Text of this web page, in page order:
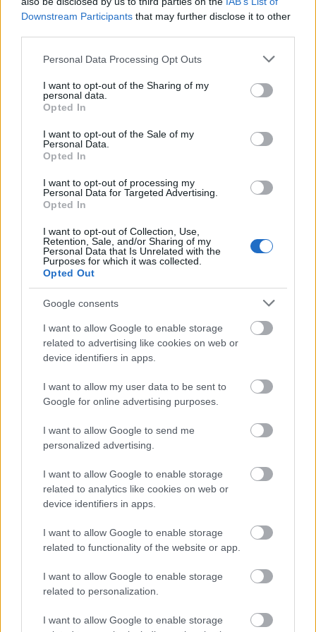
Downstream Participants that may further disclose it to other
Please note that this website/app uses one or more Google
not limited to your visit or usage behaviour. You may click to
grant or deny consent to Google and its third-party tags to
use your data for below specified purposes in below Google
consent section.
Personal Data Processing Opt Outs
I want to opt-out of the Sharing of my
personal data.
Opted In
I want to opt-out of the Sale of my
Personal Data.
Opted In
I want to opt-out of processing my
Personal Data for Targeted Advertising.
Opted In
I want to opt-out of Collection, Use,
Retention, Sale, and/or Sharing of my
Personal Data that Is Unrelated with the
Purposes for which it was collected.
Opted Out
Google consents
I want to allow Google to enable storage
related to advertising like cookies on web or
device identifiers in apps.
I want to allow my user data to be sent to
Google for online advertising purposes.
I want to allow Google to send me
personalized advertising.
I want to allow Google to enable storage
related to analytics like cookies on web or
device identifiers in apps.
I want to allow Google to enable storage
related to functionality of the website or app.
I want to allow Google to enable storage
related to personalization.
I want to allow Google to enable storage
Hát ez állati!
Publikus Team•2020. június 20.
Minden csak önmagunkról szól és csodálkozol, hogy
mégis magányosnak érzed magad? Sikítva
menekülsz a gyermekvállalástól, de ha kipróbálnád
magad egy komoly felelősségvállalásban, akkor jó
helyen jársz! Sokan a gondoskodás első
lépcsőfokának tartják, hogy egy házi kedvencet
vállalnak a baba érkezése…
A világ bohém negyedének hét
csodája
Publikus Team•2019. augusztus 09.
Most akkor a csehek bohém életvitelűek vagy
minden bohém ember cseh állampolgárságot
francia fordításról van szó, de ezzel szemben nézzük